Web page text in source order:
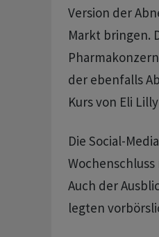
Version der
Markt bringen.
der ebenfalls
Kurs von Eli
Die Social-
Auch der
legten